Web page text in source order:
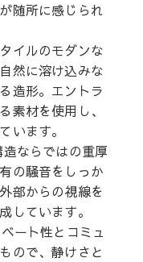
随所に感じられ
イルのモダンな
然に溶け込みな
造形。エントラ
素材を使用し、
います。
ならではの重厚
の騒音をしっか
部からの視線を
しています。
ート性とコミュ
ので、静けさと